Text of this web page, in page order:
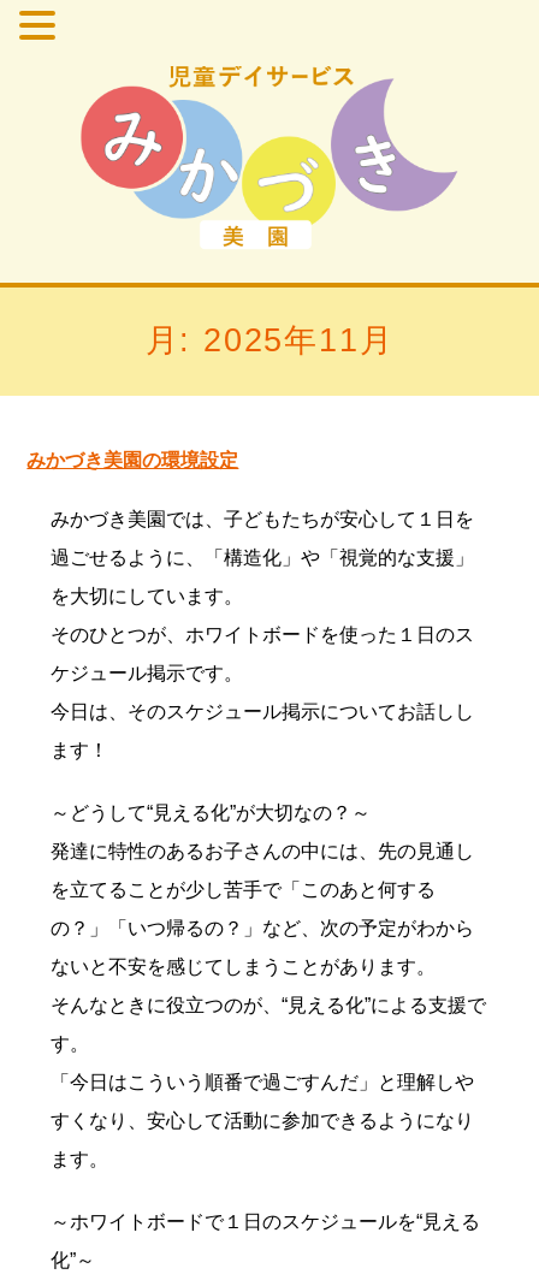
月: 2025年11月
みかづき美園の環境設定
みかづき美園では、子どもたちが安心して１日を
過ごせるように、「構造化」や「視覚的な支援」
を大切にしています。
そのひとつが、ホワイトボードを使った１日のス
ケジュール掲示です。
今日は、そのスケジュール掲示についてお話しし
ます！
～どうして“見える化”が大切なの？～
発達に特性のあるお子さんの中には、先の見通し
を立てることが少し苦手で「このあと何する
の？」「いつ帰るの？」など、次の予定がわから
ないと不安を感じてしまうことがあります。
そんなときに役立つのが、“見える化”による支援で
す。
「今日はこういう順番で過ごすんだ」と理解しや
すくなり、安心して活動に参加できるようになり
ます。
～ホワイトボードで１日のスケジュールを“見える
化”～